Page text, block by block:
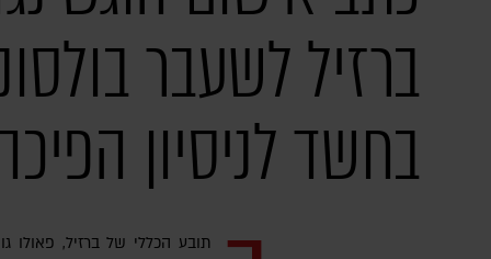
ברזיל לשעבר
בחשד לניסיון
תובע הכללי של ברזיל, פאולו